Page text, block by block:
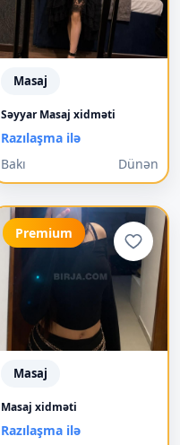
Masaj
Səyyar Masaj xidməti
Razılaşma ilə
Bakı
Dünən
Premium
Masaj
Masaj xidməti
Razılaşma ilə